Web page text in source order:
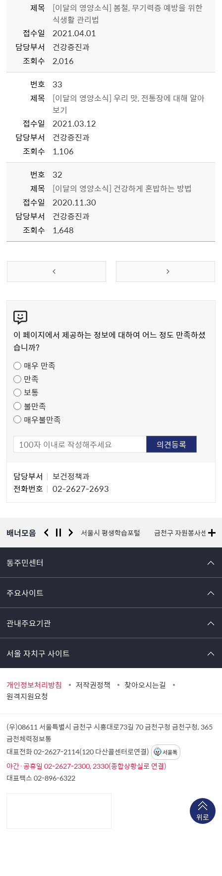
제목
[이달의 영양소식] 봄철, 무기력증 예방을 위한
식생활 관리법
접수일
2021.04.01
담당부서
건강증진과
조회수
2,016
번호
33
제목
[이달의 영양소식] 우리 맛, 전통장에 대해 알아
보기
접수일
2021.03.12
담당부서
건강증진과
조회수
1,106
번호
32
제목
[이달의 영양소식] 건강하게 혼밥하는 방법
접수일
2020.11.30
담당부서
건강증진과
조회수
1,648
텐
츠
만
도
조
사
이 페이지에서 제공하는 정보에 대하여 어느 정도 만족하셨
습니까?
매우 만족
만족
보통
불만족
매우불만족
자
담당부서
보건정책과
전화번호
02-2627-2693
배너모음
경찰청 유실물 통합포털 서울시 평생학습포털 금천구 자원봉사센터
동주민센터
주요사이트
관내주요기관
서울 자치구 사이트
개인정보처리방침 저작권정책
찾아오시는길
원격지원요청
위로
(우)08611 서울특별시 금천구 시흥대로73길 70 금천구청금천구청, 365
금천체력정보통
대표전화 02-2627-2114(120 다산콜센터로연결)
서울톡
야간·공휴일 02-2627-2300, 2330(종합상황실로 연결)
대표팩스 02-896-6322